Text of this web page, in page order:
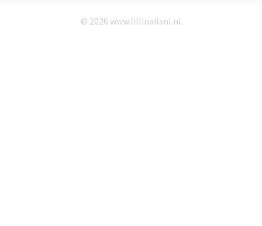
© 2026 www.lillinailsnl.nl